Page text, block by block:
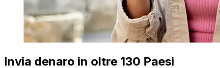
Invia denaro in oltre 130 Paesi